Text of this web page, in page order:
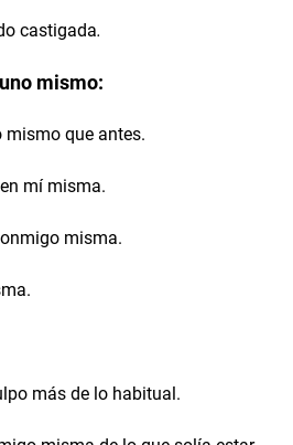
castigada.
mismo:
mismo que antes.
mí misma.
misma.
más de lo habitual.